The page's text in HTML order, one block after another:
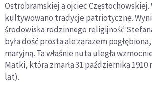
Ostrobramskiej a ojciec Częstochowskiej.
kultywowano tradycje patriotyczne.
środowiska rodzinnego religijność
była dość prosta ale zarazem
maryjną. Ta właśnie nuta uległa
Matki, która zmarła 31 października 1910
lat).